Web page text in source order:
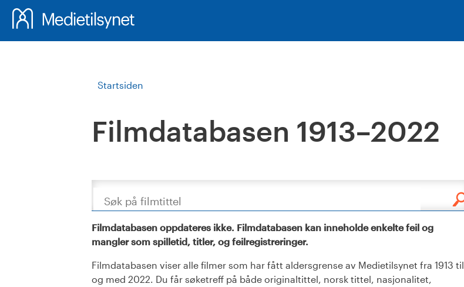
Startsiden
Filmdatabasen 1913–2022
Søk
Filmdatabasen oppdateres ikke. Filmdatabasen kan inneholde enkelte feil og
mangler som spilletid, titler, og feilregistreringer.
Filmdatabasen viser alle filmer som har fått aldersgrense av Medietilsynet fra 1913 til
og med 2022. Du får søketreff på både originaltittel, norsk tittel, nasjonalitet,